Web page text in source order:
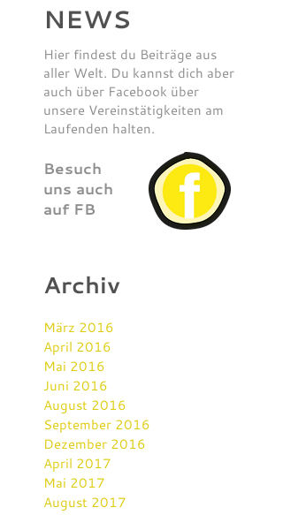
NEWS
Hier findest du Beiträge aus
aller Welt. Du kannst dich aber
auch über Facebook über
unsere Vereinstätigkeiten am
Laufenden halten.
Besuch
uns auch
auf FB
Archiv
März 2016
April 2016
Mai 2016
Juni 2016
August 2016
September 2016
Dezember 2016
April 2017
Mai 2017
August 2017